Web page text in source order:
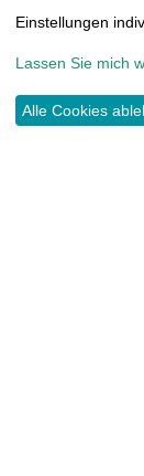
Einstellungen
Lassen Sie mich
Alle Cookies